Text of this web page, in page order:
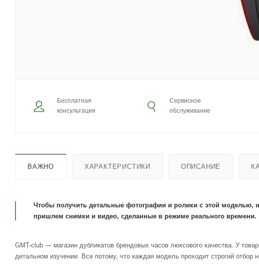
Бесплатная
консультация
Сервисное
обслуживание
ВАЖНО ХАРАКТЕРИСТИКИ ОПИСАНИЕ
Чтобы получить детальные фотографии и ролики с этой моделью,
пришлем снимки и видео, сделанные в режиме реального времени.
GMT-club — магазин дубликатов брендовых часов люксового качества. У
детальном изучении. Все потому, что каждая модель проходит строгий отбор